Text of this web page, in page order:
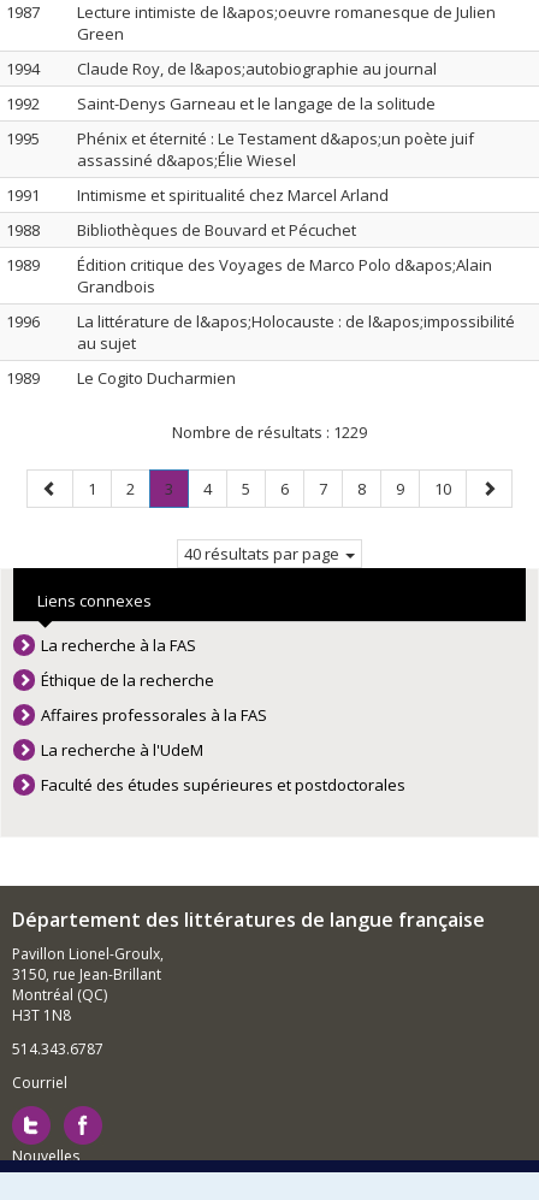
1987
Lecture intimiste de l&apos;oeuvre romanesque de Julien
Green
1994
Claude Roy, de l&apos;autobiographie au journal
1992
Saint-Denys Garneau et le langage de la solitude
1995
Phénix et éternité : Le Testament d&apos;un poète juif
assassiné d&apos;Élie Wiesel
1991
Intimisme et spiritualité chez Marcel Arland
1988
Bibliothèques de Bouvard et Pécuchet
1989
Édition critique des Voyages de Marco Polo d&apos;Alain
Grandbois
1996
La littérature de l&apos;Holocauste : de l&apos;impossibilité
au sujet
1989
Le Cogito Ducharmien
Nombre de résultats : 1229
Page
précédente
Page
1 Page
2 Page
3
Page
Page
4 Page
5 Page
6 Page
7 Page
8 Page
9 Page
10
Page
40 résultats par page
Liens connexes
La recherche à la FAS
Éthique de la recherche
Affaires professorales à la FAS
La recherche à l'UdeM
Faculté des études supérieures et postdoctorales
Département des littératures de langue française
Pavillon Lionel-Groulx,
3150, rue Jean-Brillant
Montréal (QC)
H3T 1N8
514.343.6787
Courriel
Nouvelles